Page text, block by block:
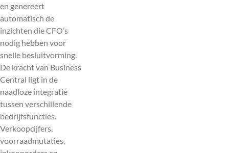
en genereert
automatisch de
inzichten die CFO’s
nodig hebben voor
snelle besluitvorming.
De kracht van Business
Central ligt in de
naadloze integratie
tussen verschillende
bedrijfsfuncties.
Verkoopcijfers,
voorraadmutaties,